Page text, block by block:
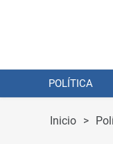
POLÍTICA
Inicio >